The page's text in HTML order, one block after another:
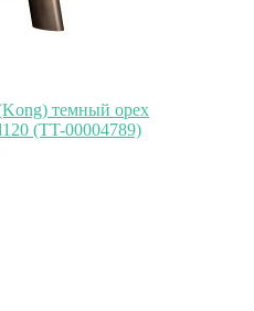
темный орех
(TT-00004789)